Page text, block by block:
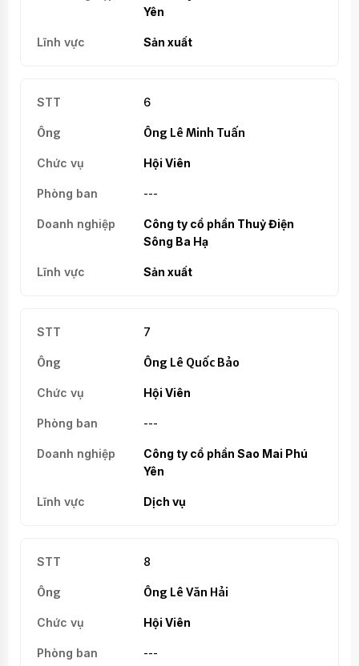
Yên
Sản xuất
6
Ông Lê Minh Tuấn
Hội Viên
---
Công ty cổ phần Thuỷ Điện
Sông Ba Hạ
Sản xuất
7
Ông Lê Quốc Bảo
Hội Viên
---
Công ty cổ phần Sao Mai Phú
Yên
Dịch vụ
8
Ông Lê Văn Hải
Hội Viên
---